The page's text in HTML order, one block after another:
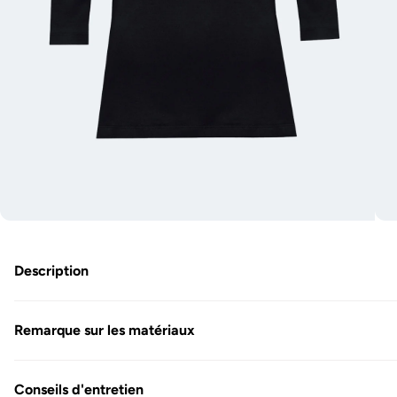
1
en
Description
Remarque sur les matériaux
Conseils d'entretien